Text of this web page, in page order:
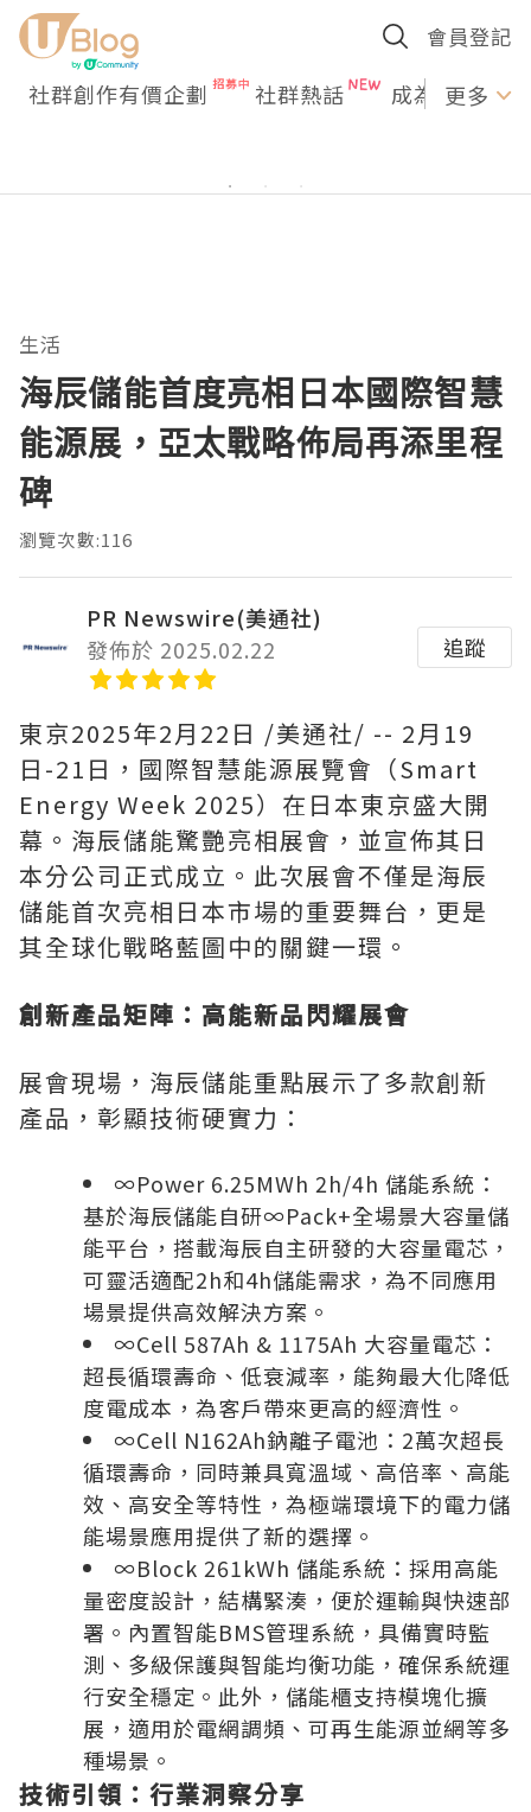
會員登記
社群創作有價企劃 社群熱話 成為U更多
生活
海辰儲能首度亮相日本國際智慧
能源展，亞太戰略佈局再添里程
碑
瀏覽次數:116
PR Newswire(美通社)
發佈於 2025.02.22
追蹤
東京2025年2月22日 /美通社/ -- 2月19
日-21日，國際智慧能源展覽會（Smart
Energy Week 2025）在日本東京盛大開
幕。海辰儲能驚艷亮相展會，並宣佈其日
本分公司正式成立。此次展會不僅是海辰
儲能首次亮相日本市場的重要舞台，更是
其全球化戰略藍圖中的關鍵一環。
創新產品矩陣：高能新品閃耀展會
展會現場，海辰儲能重點展示了多款創新
產品，彰顯技術硬實力：
∞Power 6.25MWh 2h/4h 儲能系統：
基於海辰儲能自研∞Pack+全場景大容量儲
能平台，搭載海辰自主研發的大容量電芯，
可靈活適配2h和4h儲能需求，為不同應用
場景提供高效解決方案。
∞Cell 587Ah & 1175Ah 大容量電芯：
超長循環壽命、低衰減率，能夠最大化降低
度電成本，為客戶帶來更高的經濟性。
∞Cell N162Ah鈉離子電池：2萬次超長
循環壽命，同時兼具寬溫域、高倍率、高能
效、高安全等特性，為極端環境下的電力儲
能場景應用提供了新的選擇。
∞Block 261kWh 儲能系統：採用高能
量密度設計，結構緊湊，便於運輸與快速部
署。內置智能BMS管理系統，具備實時監
測、多級保護與智能均衡功能，確保系統運
行安全穩定。此外，儲能櫃支持模塊化擴
展，適用於電網調頻、可再生能源並網等多
種場景。
技術引領：行業洞察分享